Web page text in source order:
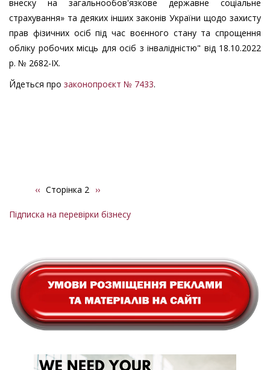
внеску на загальнообов'язкове державне соціальне
страхування» та деяких інших законів України щодо захисту
прав фізичних осіб під час воєнного стану та спрощення
обліку робочих місць для осіб з інвалідністю" від 18.10.2022
р. № 2682-ІХ.
Йдеться про законопроєкт № 7433.
Розбивка
сторінки
Попередня
‹‹ Сторінка 2 Наступна
››
Підписка на перевірки бізнесу